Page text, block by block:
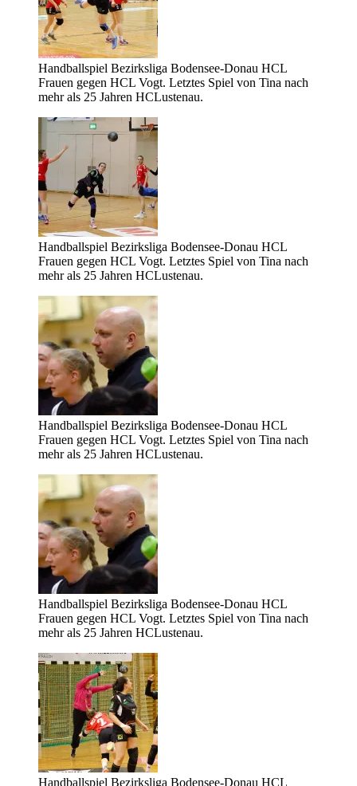
Handballspiel Bezirksliga Bodensee-Donau HCL
Frauen gegen HCL Vogt. Letztes Spiel von Tina nach
mehr als 25 Jahren HCLustenau.
Handballspiel Bezirksliga Bodensee-Donau HCL
Frauen gegen HCL Vogt. Letztes Spiel von Tina nach
mehr als 25 Jahren HCLustenau.
Handballspiel Bezirksliga Bodensee-Donau HCL
Frauen gegen HCL Vogt. Letztes Spiel von Tina nach
mehr als 25 Jahren HCLustenau.
Handballspiel Bezirksliga Bodensee-Donau HCL
Frauen gegen HCL Vogt. Letztes Spiel von Tina nach
mehr als 25 Jahren HCLustenau.
Handballspiel Bezirksliga Bodensee-Donau HCL